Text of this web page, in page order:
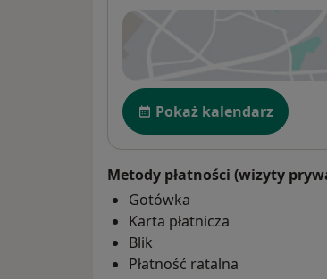
Dostępność
Pokaż kalendarz
Metody płatności (wizyty
Gotówka
Karta płatnicza
Blik
Płatność ratalna